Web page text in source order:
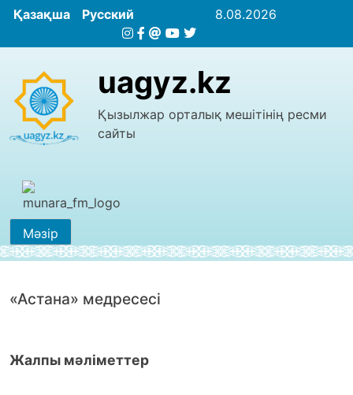
Қазақша Русский 8.08.2026
uagyz.kz
Қызылжар орталық мешітінің ресми
сайты
Мәзір
«Астана» медресесі
Жалпы мәліметтер